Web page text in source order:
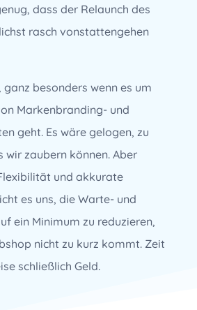
dass der Relaunch des
rasch vonstattengehen
besonders wenn es um
Markenbranding- und
geht. Es wäre gelogen, zu
wir zaubern können. Aber
und akkurate
es uns, die Warte- und
ein Minimum zu reduzieren,
nicht zu kurz kommt. Zeit
schließlich Geld.